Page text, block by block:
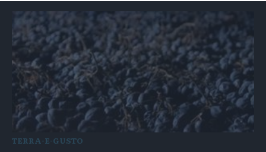
TERRA-E-GUSTO